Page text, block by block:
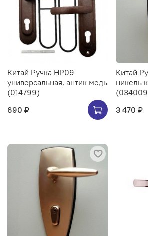
Китай Ручка HP09
универсальная, антик медь
(014799)
690 ₽
Китай
никель
3 470 ₽